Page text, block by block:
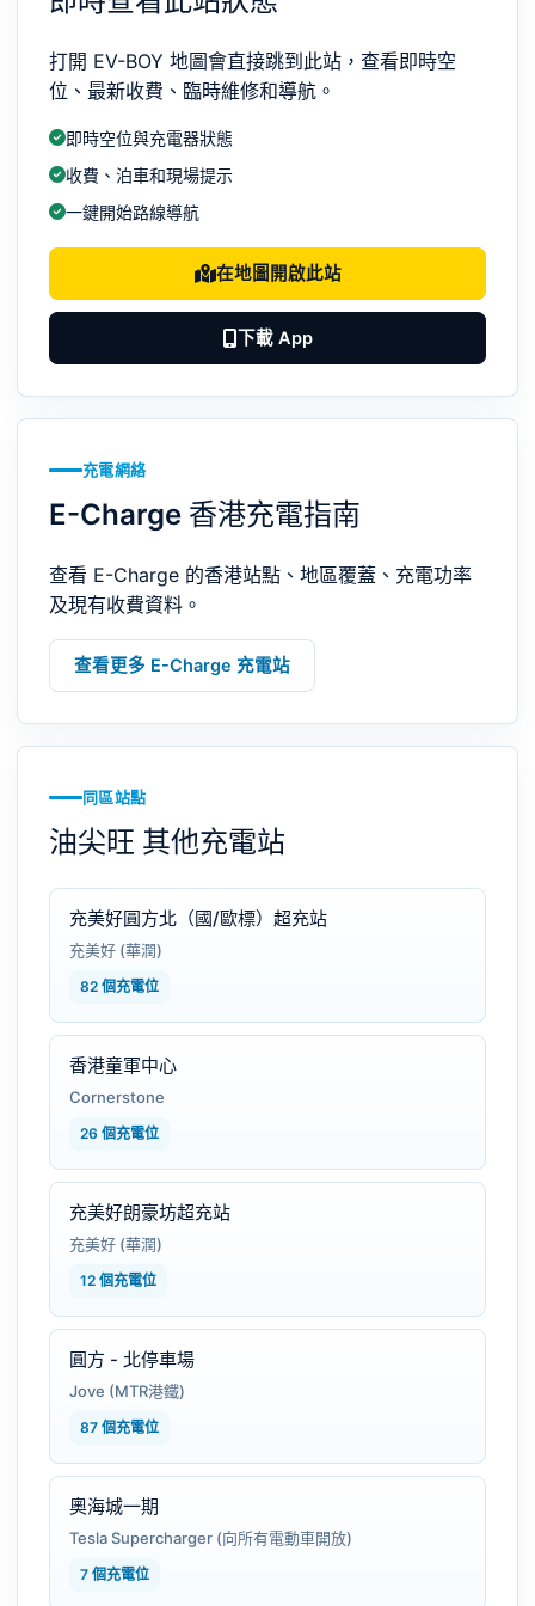
打開 EV-BOY 地圖會直接跳到此站，查看即時空
位、最新收費、臨時維修和導航。
即時空位與充電器狀態
收費、泊車和現場提示
一鍵開始路線導航
在地圖開啟此站
下載 App
充電網絡
E-Charge 香港充電指南
查看 E-Charge 的香港站點、地區覆蓋、充電功率
及現有收費資料。
查看更多 E-Charge 充電站
同區站點
油尖旺 其他充電站
充美好圓方北（國/歐標）超充站
充美好 (華潤)
82 個充電位
香港童軍中心
Cornerstone
26 個充電位
充美好朗豪坊超充站
充美好 (華潤)
12 個充電位
圓方 - 北停車場
Jove (MTR港鐵)
87 個充電位
奧海城一期
Tesla Supercharger (向所有電動車開放)
7 個充電位